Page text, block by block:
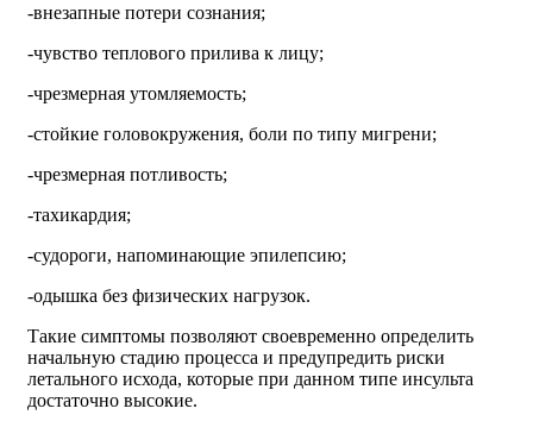
-внезапные потери сознания;
-чувство теплового прилива к лицу;
-чрезмерная утомляемость;
-стойкие головокружения, боли по типу мигрени;
-чрезмерная потливость;
-тахикардия;
-судороги, напоминающие эпилепсию;
-одышка без физических нагрузок.
Такие симптомы позволяют своевременно определить
начальную стадию процесса и предупредить риски
летального исхода, которые при данном типе инсульта
достаточно высокие.